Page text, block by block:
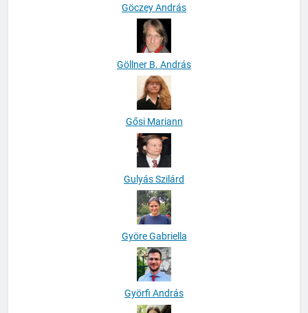
Göczey András
Göllner B. András
Gősi Mariann
Gulyás Szilárd
Györe Gabriella
Györfi András